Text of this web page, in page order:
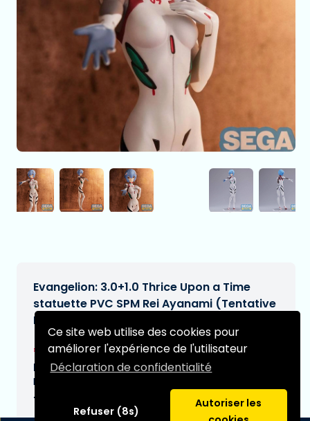
Ce site web utilise des cookies pour
améliorer l'expérience de l'utilisateur
Déclaration de confidentialité
Refuser (8s)
Autoriser les
Evangelion: 3.0+1.0 Thrice Upon a Time
statuette PVC SPM Rei Ayanami (Tentative
Name) Momentary White 19 cm
€22,95[Sous réserve de modifications]
Date de livraison prévue:
N/A
Type: